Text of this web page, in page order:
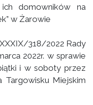
domowników na
w Żarowie
318/2022 Rady
2022r. w sprawie
i w soboty przez
Miejskim